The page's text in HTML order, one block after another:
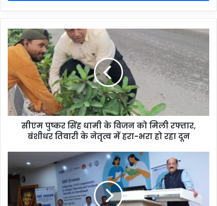
सीएम पुष्कर सिंह धामी के विजन को मिली रफ्तार,
बंशीधर तिवारी के नेतृत्व में हरा-भरा हो रहा दून